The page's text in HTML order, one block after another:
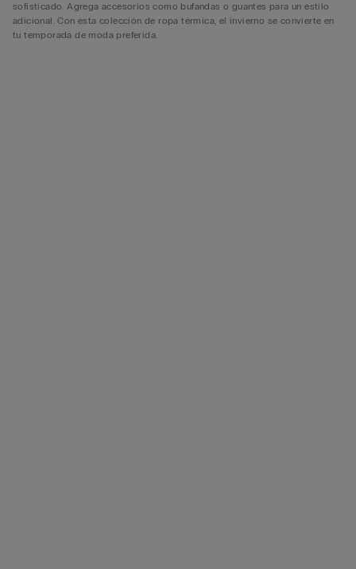
sofisticado. Agrega accesorios como bufandas o guantes para un estilo
adicional. Con esta colección de ropa térmica, el invierno se convierte en
tu temporada de moda preferida.